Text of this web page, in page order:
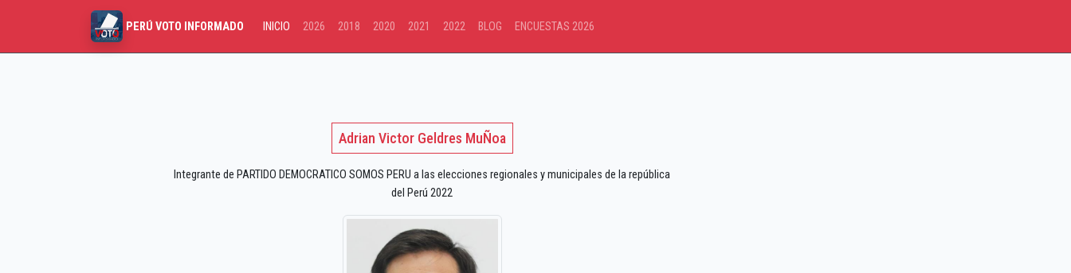
PERÚ VOTO INFORMADO INICIO 2026 2018 2020 2021 2022 BLOG ENCUESTAS 2026
Adrian Victor Geldres MuÑoa
Integrante de PARTIDO DEMOCRATICO SOMOS PERU a las elecciones regionales y municipales de la república
del Perú 2022